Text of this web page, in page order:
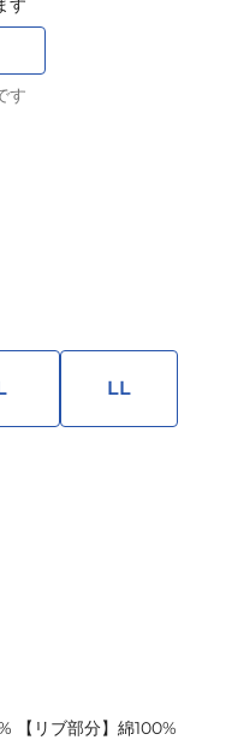
す
す
LL
【リブ部分】綿100%